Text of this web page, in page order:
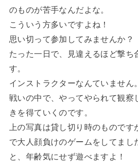
のものが苦手なんだよな。
こういう方多いですよね！
思い切って参加してみませんか？
たった一日で、見違えるほど撃ち
す。
インストラクターなんていません。
戦いの中で、やってやられて観察
きを得ていくのです。
上の写真は貸し切り時のもので
で大人顔負けのゲームをしてまし
と、年齢気にせず遊べますよ！